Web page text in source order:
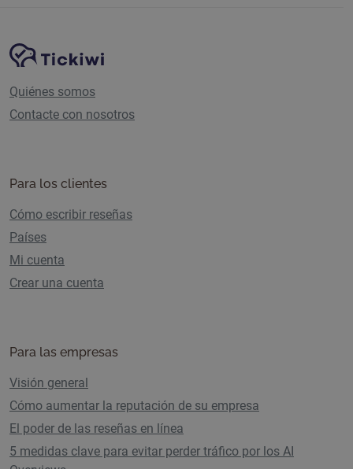
Navegación del sitio
Plataforma Tickiwi
Quiénes somos
Contacte con nosotros
Para los clientes
Cómo escribir reseñas
Países
Mi cuenta
Crear una cuenta
Para las empresas
Visión general
Cómo aumentar la reputación de su empresa
El poder de las reseñas en línea
5 medidas clave para evitar perder tráfico por los AI